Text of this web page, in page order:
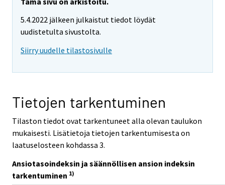
5.4.2022 jälkeen julkaistut tiedot löydät
uudistetulta sivustolta.
Siirry uudelle tilastosivulle
Tietojen tarkentuminen
Tilaston tiedot ovat tarkentuneet alla olevan taulukon
mukaisesti. Lisätietoja tietojen tarkentumisesta on
laatuselosteen kohdassa 3.
Ansiotasoindeksin ja säännöllisen ansion indeksin
tarkentuminen 1)